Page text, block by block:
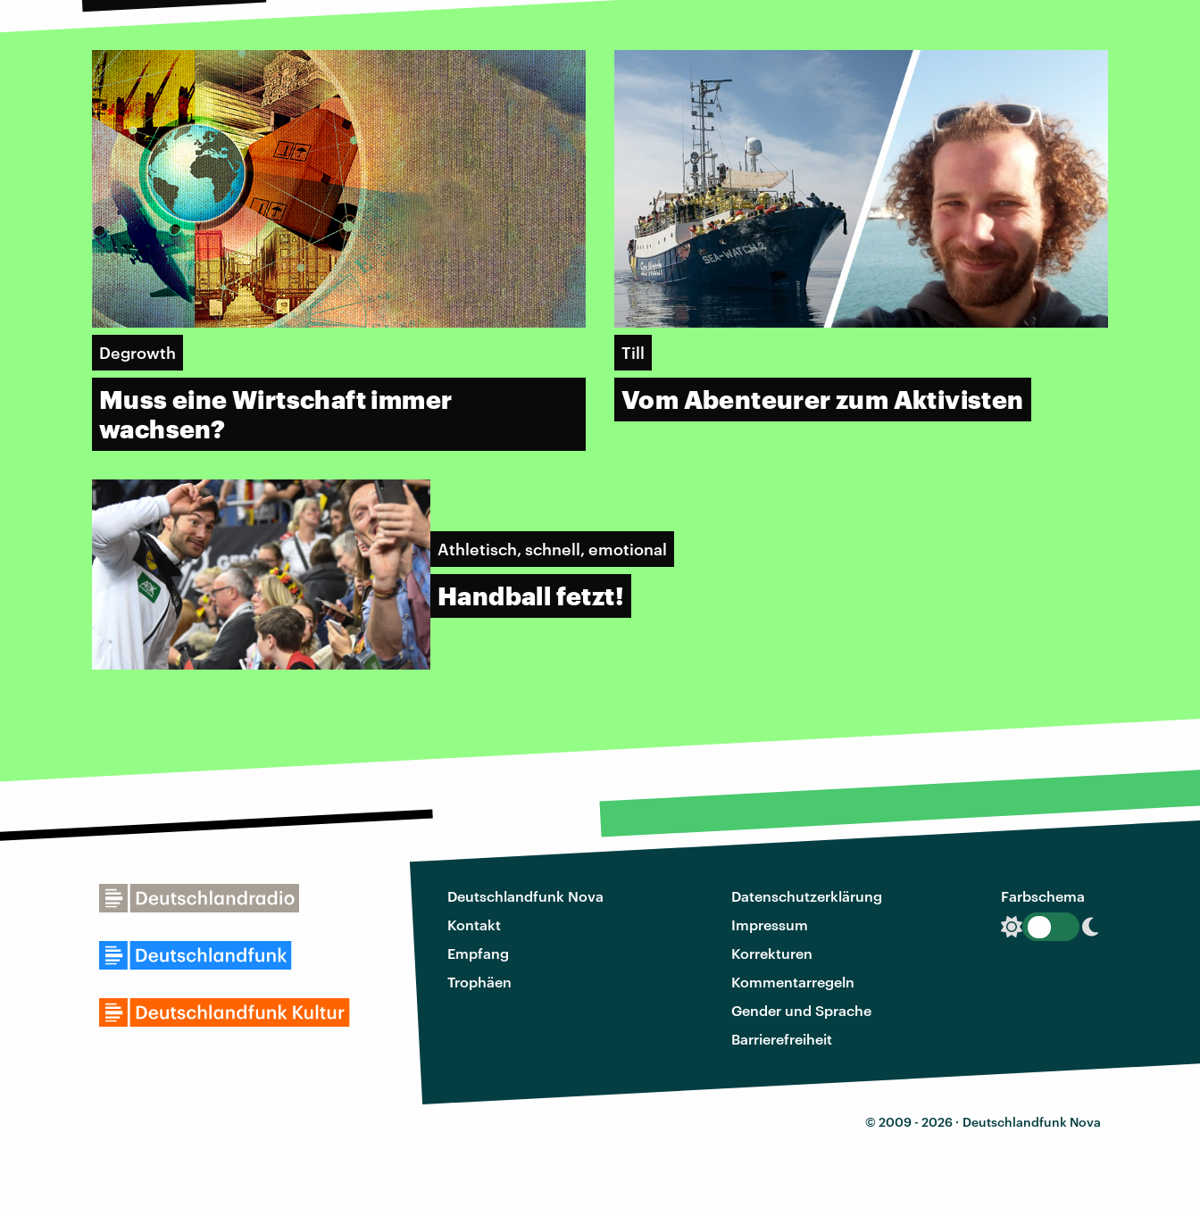
Degrowth
Muss eine Wirtschaft immer
wachsen?
Till
Vom Abenteurer zum Aktivisten
Athletisch, schnell, emotional
Handball fetzt!
Deutschlandfunk Nova
Kontakt
Empfang
Trophäen
Datenschutzerklärung
Impressum
Korrekturen
Kommentarregeln
Gender und Sprache
Barrierefreiheit
Farbschema
© 2009 - 2026 · Deutschlandfunk Nova